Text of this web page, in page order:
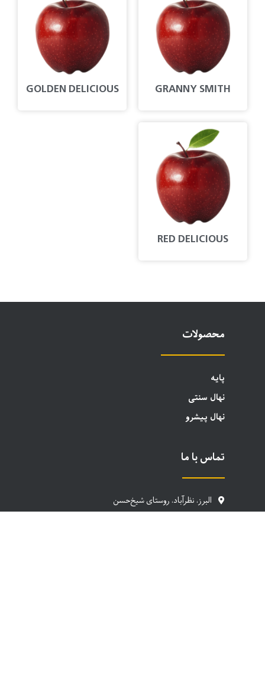
GRANNY SMITH
GOLDEN DELICIOUS
RED DELICIOUS
محصولات
پایه
نهال سنتی
نهال پیشرو
تماس با ما
البرز، نظرآباد، روستای شیخ‌حسن